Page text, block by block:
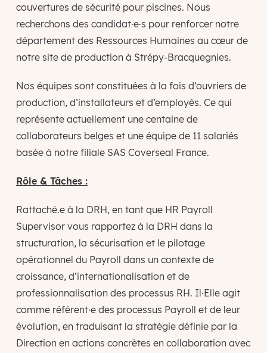
couvertures de sécurité pour piscines. Nous
recherchons des candidat·e·s pour renforcer notre
département des Ressources Humaines au cœur de
notre site de production à Strépy-Bracquegnies.
Nos équipes sont constituées à la fois d’ouvriers de
production, d’installateurs et d’employés. Ce qui
représente actuellement une centaine de
collaborateurs belges et une équipe de 11 salariés
basée à notre filiale SAS Coverseal France.
Rôle & Tâches :
Rattaché.e à la DRH, en tant que HR Payroll
Supervisor vous rapportez à la DRH dans la
structuration, la sécurisation et le pilotage
opérationnel du Payroll dans un contexte de
croissance, d’internationalisation et de
professionnalisation des processus RH. Il·Elle agit
comme référent·e des processus Payroll et de leur
évolution, en traduisant la stratégie définie par la
Direction en actions concrètes en collaboration avec